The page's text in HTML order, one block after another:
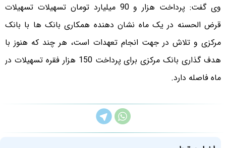
وی گفت: پرداخت هزار و 90 میلیارد تومان تسهیلات تسهیلات
قرض الحسنه در یک ماه نشان دهنده همکاری بانک ها با بانک
مرکزی و تلاش در جهت انجام تعهدات است، هر چند که هنوز با
هدف گذاری بانک مرکزی برای پرداخت 150 هزار فقره تسهیلات در
ماه فاصله دارد.